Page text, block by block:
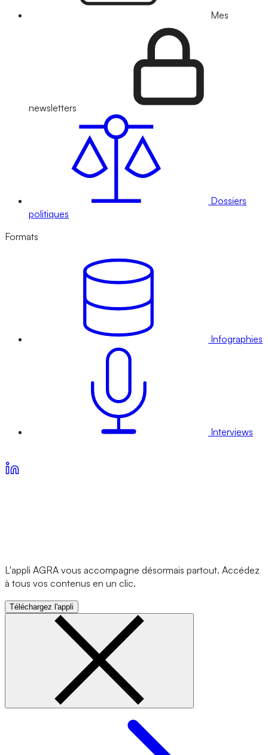
Mes
newsletters
Dossiers
politiques
Formats
Infographies
Interviews
L'appli AGRA vous accompagne désormais partout. Accédez
à tous vos contenus en un clic.
Téléchargez l'appli